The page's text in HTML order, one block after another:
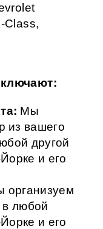
Class,
Мы
из вашего
другой
и его
организуем
в любой
и его